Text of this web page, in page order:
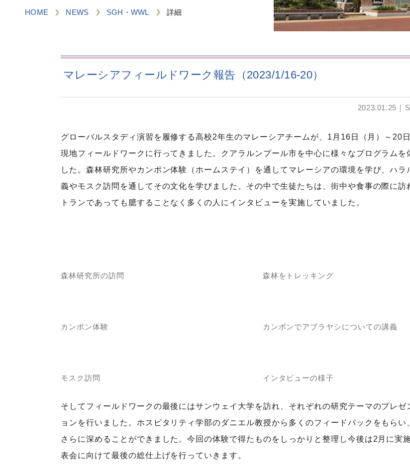
HOME NEWS SGH・WWL 詳細
マレーシアフィールドワーク報告（2023/1/16-20）
2023.01.25
グローバルスタディ演習を履修する高校2年生のマレーシアチームが、1月16日（月）～20
現地フィールドワークに行ってきました。クアラルンプール市を中心に様々なプログラムを
した。森林研究所やカンポン体験（ホームステイ）を通してマレーシアの環境を学び、ハラ
義やモスク訪問を通してその文化を学びました。その中で生徒たちは、街中や食事の際に訪
トランであっても臆することなく多くの人にインタビューを実施していました。
森林研究所の訪問 森林をトレッキング
カンポン体験 カンポンでアブラヤシについての講義
モスク訪問 インタビューの様子
そしてフィールドワークの最後にはサンウェイ大学を訪れ、それぞれの研究テーマのプレゼ
ョンを行いました。ホスピタリティ学部のダニエル教授から多くのフィードバックをもらい
さらに深めることができました。今回の体験で得たものをしっかりと整理し今後は2月に実
表会に向けて最後の総仕上げを行っていきます。